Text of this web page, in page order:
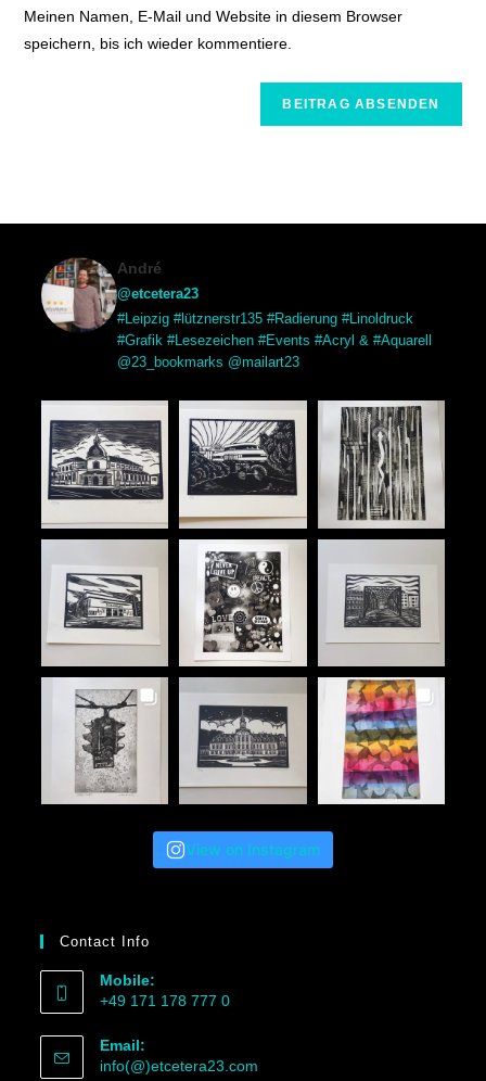
Meinen Namen, E-Mail und Website in diesem Browser
speichern, bis ich wieder kommentiere.
André
@etcetera23
#Leipzig #lütznerstr135 #Radierung #Linoldruck
#Grafik #Lesezeichen #Events #Acryl & #Aquarell
@23_bookmarks @mailart23
View on Instagram
Contact Info
Mobile:
+49 171 178 777 0
Email:
info(@)etcetera23.com